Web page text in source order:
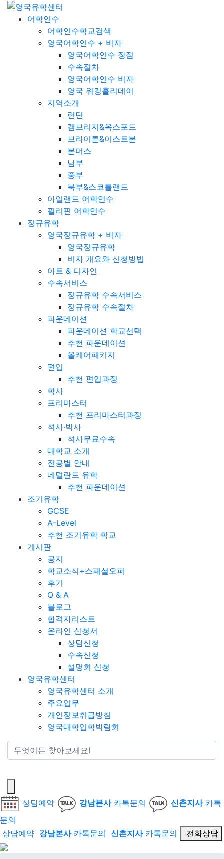
어학연수
어학연수학교검색
영국어학연수 + 비자
영국어학연수 장점
수속절차
영국어학연수 비자
영국 워킹홀리데이
지역소개
런던
캠브리지&옥스포드
브라이튼&이스트본
본머스
남부
중부
북부&스코틀랜드
아일랜드 어학연수
필리핀 어학연수
정규유학
영국정규유학 + 비자
영국정규유학
비자 개요와 신청방법
아트 & 디자인
수속서비스
정규유학 수속서비스
정규유학 수속절차
파운데이션
파운데이션 학교선택
추천 파운데이션
올케어패키지
편입
추천 편입과정
학사
프리마스터
추천 프리마스터과정
석사·박사
석사무료수속
대학교 소개
전공별 안내
네덜란드 유학
추천 파운데이션
조기유학
GCSE
A-Level
추천 조기유학 학교
게시판
공지
학교소식+스페셜오퍼
후기
Q & A
블로그
합격자리스트
온라인 신청서
상담신청
수속신청
설명회 신청
영국유학센터
영국유학센터 소개
주요업무
개인정보취급방침
영국대학입학박람회
통합검색
상담예약 강남본사카톡문의 신촌지사카톡
문의
상담예약 강남본사카톡문의 신촌지사카톡문의 전화상담